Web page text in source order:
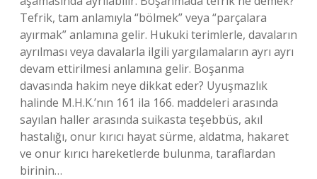
Tefrik, tam anlamıyla “bölmek” veya “parçalara
ayırmak” anlamına gelir. Hukuki terimlerle, davaların
ayrılması veya davalarla ilgili yargılamaların ayrı ayrı
devam ettirilmesi anlamına gelir. Boşanma
davasında hakim neye dikkat eder? Uyuşmazlık
halinde M.H.K.’nın 161 ila 166. maddeleri arasında
sayılan haller arasında suikasta teşebbüs, akıl
hastalığı, onur kırıcı hayat sürme, aldatma, hakaret
ve onur kırıcı hareketlerde bulunma, taraflardan
birinin…